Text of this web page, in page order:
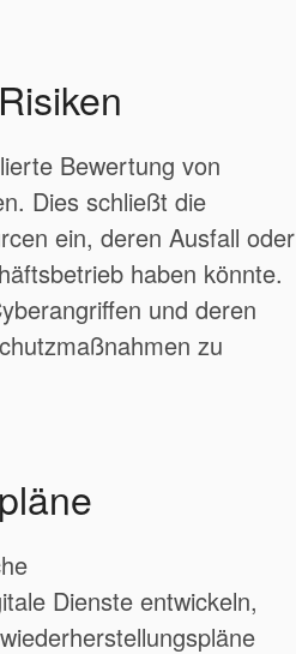
Bewertung von
Dies schließt die
ein, deren Ausfall oder
haben könnte.
und deren
zu
Dienste entwickeln,